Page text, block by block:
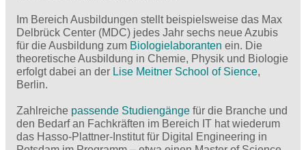
Im Bereich Ausbildungen stellt beispielsweise das Max
Delbrück Center (MDC) jedes Jahr sechs neue Azubis
für die Ausbildung zum Biologielaboranten ein. Die
theoretische Ausbildung in Chemie, Physik und Biologie
erfolgt dabei an der Lise Meitner School of Sience,
Berlin.
Zahlreiche passende Studiengänge für die Branche und
den Bedarf an Fachkräften im Bereich IT hat wiederum
das Hasso-Plattner-Institut für Digital Engineering in